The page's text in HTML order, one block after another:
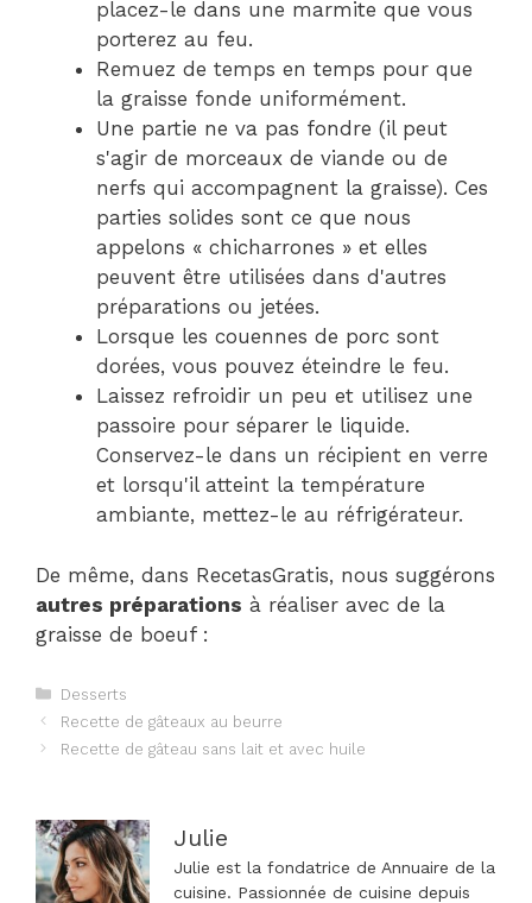
placez-le dans une marmite que vous
porterez au feu.
Remuez de temps en temps pour que
la graisse fonde uniformément.
Une partie ne va pas fondre (il peut
s'agir de morceaux de viande ou de
nerfs qui accompagnent la graisse). Ces
parties solides sont ce que nous
appelons « chicharrones » et elles
peuvent être utilisées dans d'autres
préparations ou jetées.
Lorsque les couennes de porc sont
dorées, vous pouvez éteindre le feu.
Laissez refroidir un peu et utilisez une
passoire pour séparer le liquide.
Conservez-le dans un récipient en verre
et lorsqu'il atteint la température
ambiante, mettez-le au réfrigérateur.
De même, dans RecetasGratis, nous suggérons
autres préparations à réaliser avec de la
graisse de boeuf :
Catégories
Desserts
Navigation
des
Recette de gâteaux au beurre
Recette de gâteau sans lait et avec huile
Julie
Julie est la fondatrice de Annuaire de la
cuisine. Passionnée de cuisine depuis